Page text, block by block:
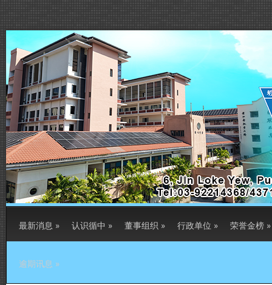
最新消息 » 认识循中 » 董事组织 » 行政单位 » 荣誉金榜 »
逾期讯息 »